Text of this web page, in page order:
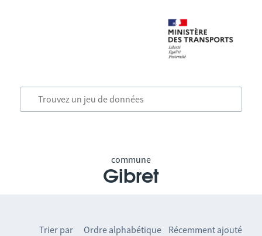
commune
Gibret
Trier par Ordre alphabétique Récemment ajouté